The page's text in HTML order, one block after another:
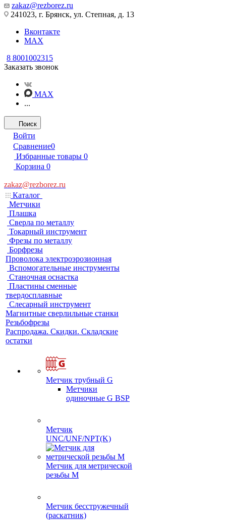
zakaz@rezborez.ru
241023, г. Брянск, ул. Степная, д. 13
Вконтакте
MAX
8 8001002315
Заказать звонок
MAX
...
Поиск
Войти
Сравнение0
Избранные товары 0
Корзина 0
zakaz@rezborez.ru
Каталог
Метчики
Плашка
Сверла по металлу
Токарный инструмент
Фрезы по металлу
Борфрезы
Проволока электроэрозионная
Вспомогательные инструменты
Станочная оснастка
Пластины сменные
твердосплавные
Слесарный инструмент
Магнитные сверлильные станки
Резьбофрезы
Распродажа. Скидки. Складские
остатки
Метчик трубный G
Метчики
одиночные G BSP
Метчик
UNC/UNF/NPT(K)
Метчик для метрической
резьбы M
Метчик бесстружечный
(раскатник)